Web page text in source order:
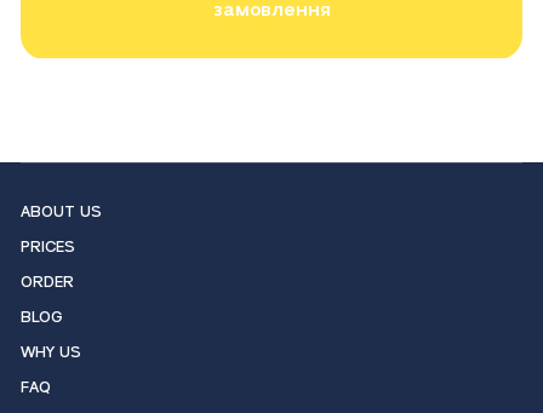
замовлення
ABOUT US
PRICES
ORDER
BLOG
WHY US
FAQ